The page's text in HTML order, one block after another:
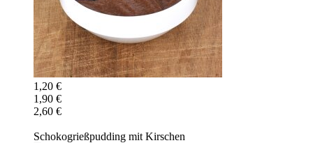
1,20 €
1,90 €
2,60 €
Schokogrießpudding mit Kirschen